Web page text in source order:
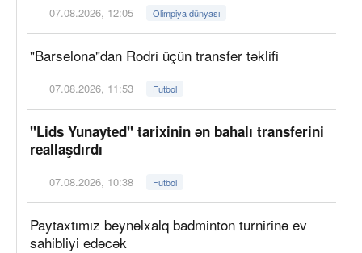
07.08.2026, 12:05 Olimpiya dünyası
"Barselona"dan Rodri üçün transfer təklifi
07.08.2026, 11:53 Futbol
"Lids Yunayted" tarixinin ən bahalı transferini
reallaşdırdı
07.08.2026, 10:38 Futbol
Paytaxtımız beynəlxalq badminton turnirinə ev
sahibliyi edəcək